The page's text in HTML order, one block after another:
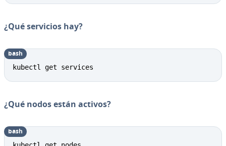
¿Qué servicios hay?
kubectl get services
bash
¿Qué nodos están activos?
bash